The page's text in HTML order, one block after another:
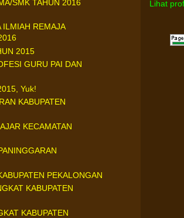
SMK TAHUN 2016
ILMIAH REMAJA
2015
GURU PAI DAN
Yuk!
KABUPATEN
KECAMATAN
PEKALONGAN
KABUPATEN
KABUPATEN
Lihat